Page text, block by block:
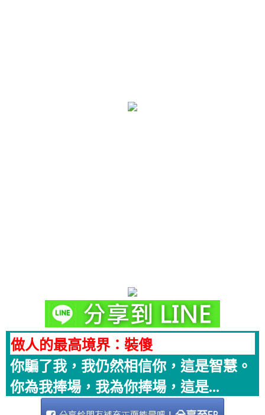
做人的最高境界：裝傻
你騙了我，我仍然相信你，這是智慧。
你為我捧場，我為你捧場，這是...